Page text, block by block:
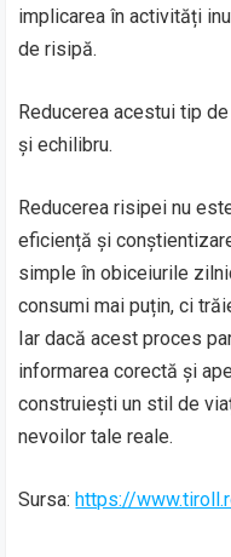
implicarea în activități
de risipă.
Reducerea acestui tip
și echilibru.
Reducerea risipei nu
eficiență și
simple în obiceiurile
consumi mai puțin, ci
Iar dacă acest proces
informarea corectă și
construiești un stil de
nevoilor tale reale.
Sursa:https://